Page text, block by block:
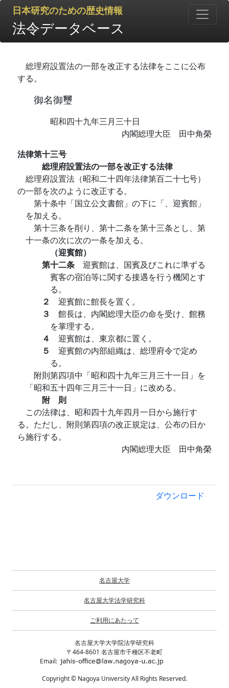
日本研究のための歴史情報
法令データベース
総理府設置法の一部を改正する法律をここに公布
する。
御名御璽
昭和四十九年三月三十日
内閣総理大臣 田中角榮
法律第十三号
総理府設置法の一部を改正する法律
総理府設置法（昭和二十四年法律第百二十七号）
の一部を次のように改正する。
第十条中「国立公文書館」の下に「、迎賓館」
を加える。
第十三条を削り、第十二条を第十三条とし、第
十一条の次に次の一条を加える。
（迎賓館）
第十二条 迎賓館は、国賓及びこれに準ずる
賓客の宿泊等に関する接遇を行う機関とす
る。
２ 迎賓館に館長を置く。
３ 館長は、内閣総理大臣の命を受け、館務
を掌理する。
４ 迎賓館は、東京都に置く。
５ 迎賓館の内部組織は、総理府令で定め
る。
附則第四項中「昭和四十九年三月三十一日」を
「昭和五十四年三月三十一日」に改める。
附 則
この法律は、昭和四十九年四月一日から施行す
る。ただし、附則第四項の改正規定は、公布の日か
ら施行する。
内閣総理大臣 田中角榮
ダウンロード
名古屋大学
名古屋大学法学研究科
ご利用にあたって
名古屋大学大学院法学研究科
〒464-8601 名古屋市千種区不老町
Email:
Copyright © Nagoya University All Rights Reserved.